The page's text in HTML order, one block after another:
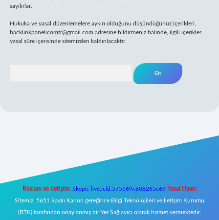
sayılırlar.
Hukuka ve yasal düzenlemelere aykırı olduğunu düşündüğünüz içerikleri,
backlinkpanelicomtr@gmail.com adresine bildirmeniz halinde, ilgili içerikler
yasal süre içerisinde sitemizden kaldırılacaktır.
Reklam ve İletişim: Skype: live:.cid.575569c608265c69 Yasal Uyarı:
Sitemiz, 5651 Sayılı Kanun gereğince Bilgi Teknolojileri ve İletişim Kurumu
(BTK) tarafından onaylanmış bir Yer Sağlayıcı olarak hizmet vermektedir.